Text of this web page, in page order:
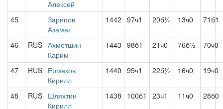
Алексей
45
Зарипов
Азамат
1442 97ч1 20б½ 13ч0 71б1
46 RUS Ахметшин
Карим
1443 98б1 21ч0 76б½ 70ч0
47 RUS Ермаков
Кирилл
1440 99ч1 22б½ 16ч0 19ч0
48 RUS Шляхтин
Кирилл
1438 100б1 23ч1 11ч0 28б0